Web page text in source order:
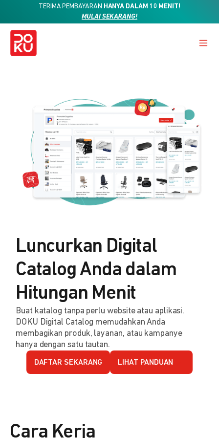
TERIMA PEMBAYARAN HANYA DALAM 10 MENIT!
MULAI SEKARANG!
Luncurkan Digital
Catalog Anda dalam
Hitungan Menit
Buat katalog tanpa perlu website atau aplikasi.
DOKU Digital Catalog memudahkan Anda
membagikan produk, layanan, atau kampanye
hanya dengan satu tautan.
DAFTAR SEKARANG LIHAT PANDUAN
Cara Kerja